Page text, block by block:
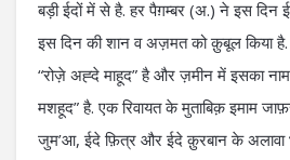
बड़ी ईदों में से है. हर पैग़म्बर (अ.) ने इस दिन
इस दिन की शान व अज़मत को क़ुबूल किया
“रोज़े अह्दे माहूद” है और ज़मीन में इसका
मशहूद” है. एक रिवायत के मुताबिक़ इमाम
जुम’आ, ईदे फ़ित्र और ईदे क़ुरबान के अलावा